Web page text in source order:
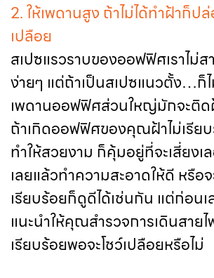
2. ให้เพดานสูง ถ้าไม่ได้ทำฝ้าก็ป
เปลือย
สเปซแรวราบของออฟฟิศเราไม่ส
ง่ายๆ แต่ถ้าเป็นสเปซแนวตั้ง…ก็
เพดานออฟฟิศส่วนใหญ่มักจะติด
ถ้าเกิดออฟฟิศของคุณฝ้าไม่เรีย
ทำให้สวยงาม ก็คุ้มอยู่ที่จะเสี่ยงเ
เลยแล้วทำความสะอาดให้ดี หรือ
เรียบร้อยก็ดูดีได้เช่นกัน แต่ก่อนเ
แนะนำให้คุณสำรวจการเดินสาย
เรียบร้อยพอจะโชว์เปลือยหรือไม่